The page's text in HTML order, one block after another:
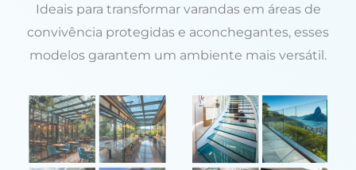
Ideais para transformar varandas em áreas de
convivência protegidas e aconchegantes, esses
modelos garantem um ambiente mais versátil.